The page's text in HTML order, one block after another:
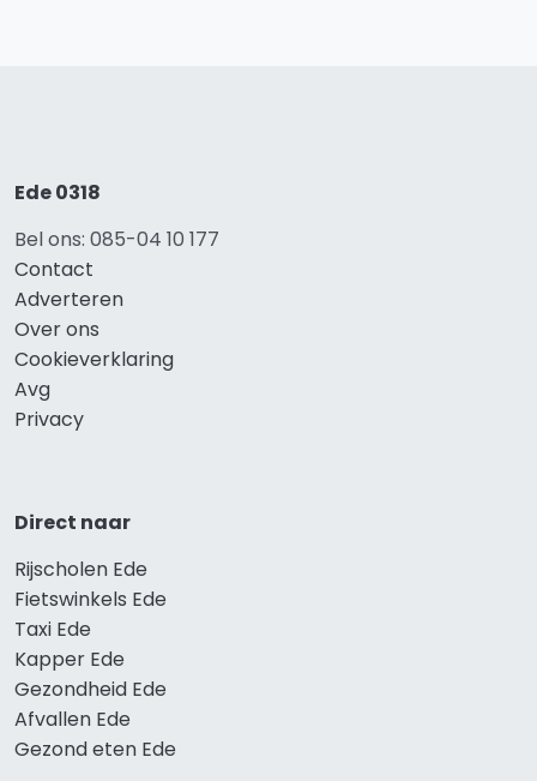
Ede 0318
Bel ons: 085-04 10 177
Contact
Adverteren
Over ons
Cookieverklaring
Avg
Privacy
Direct naar
Rijscholen Ede
Fietswinkels Ede
Taxi Ede
Kapper Ede
Gezondheid Ede
Afvallen Ede
Gezond eten Ede